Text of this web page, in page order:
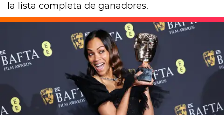
la lista completa de ganadores.